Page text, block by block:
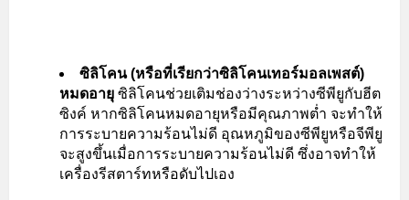
ซิลิโคน (หรือที่เรียกว่าซิลิโคนเทอร์มอลเพสต์)
หมดอายุ ซิลิโคนช่วยเติมช่องว่างระหว่างซีพียูกับฮีต
ซิงค์ หากซิลิโคนหมดอายุหรือมีคุณภาพต่ำ จะทำให้
การระบายความร้อนไม่ดี อุณหภูมิของซีพียูหรือจีพียู
จะสูงขึ้นเมื่อการระบายความร้อนไม่ดี ซึ่งอาจทำให้
เครื่องรีสตาร์ทหรือดับไปเอง